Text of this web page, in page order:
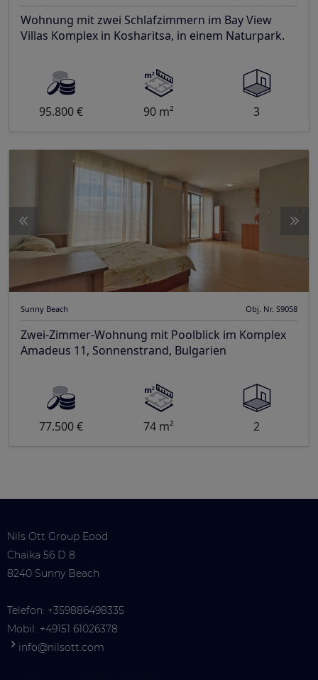
Wohnung mit zwei Schlafzimmern im Bay View
Villas Komplex in Kosharitsa, in einem Naturpark.
95.800 € 90 m² 3
Sunny Beach Obj. Nr. S9058
Zwei-Zimmer-Wohnung mit Poolblick im Komplex
Amadeus 11, Sonnenstrand, Bulgarien
77.500 € 74 m² 2
Nils Ott Group Eood
Chaika 56 D 8
8240 Sunny Beach
Telefon: +359886498335
Mobil: +49151 61026378
info@nilsott.com